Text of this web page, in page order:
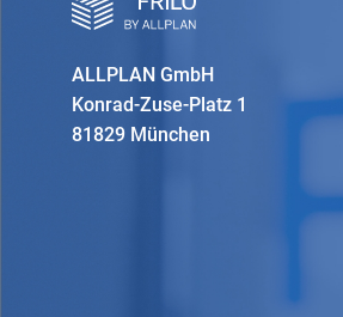
ALLPLAN GmbH
Konrad-Zuse-Platz 1
81829 München